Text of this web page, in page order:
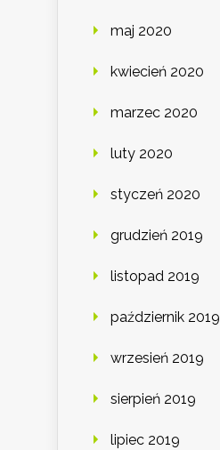
maj 2020
kwiecień 2020
marzec 2020
luty 2020
styczeń 2020
grudzień 2019
listopad 2019
październik 2019
wrzesień 2019
sierpień 2019
lipiec 2019